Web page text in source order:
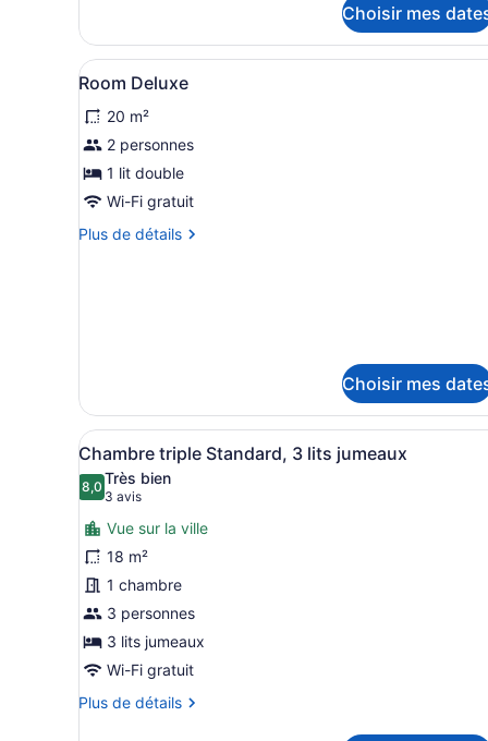
double
Chambre
supérieure,
1
double
Choisir mes
Afficher
toutes
les
photos
pour
ce
de
Literie hypoallergénique,
9
Room Deluxe
20 m²
2 personnes
1 lit double
Wi-Fi gratuit
Plus de détails
Plus
Choisir mes
Afficher
toutes
les
photos
pour
ce
type
de
chambre :
Chambre
triple
Standard,
Une chambre d’hôtel
12
Chambre triple Standard, 3 lits jumeaux
8,08,0 sur 10
Très bien
3 avis
(3 avis)
Vue sur la ville
18 m²
1 chambre
3 personnes
3 lits jumeaux
Wi-Fi gratuit
Plus de détails
Plus